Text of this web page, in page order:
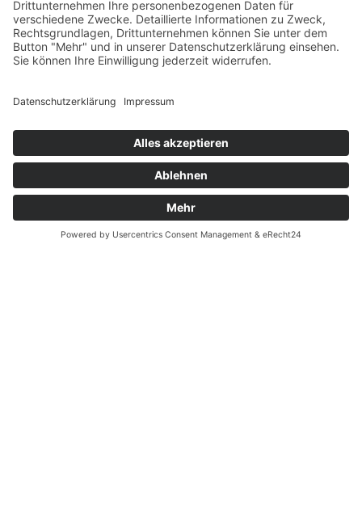
SERVICE
Versandkostentabelle
Blog
Erklärung zur Barrierefreiheit
Impressum